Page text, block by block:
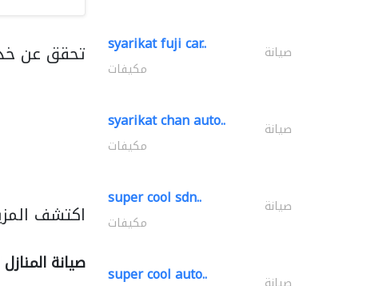
تحقق عن
اكتشف
صيانة
syarikat fuji car.. صيانة
مكيفات
syarikat chan auto.. صيانة
مكيفات
super cool sdn.. صيانة
مكيفات
super cool auto..